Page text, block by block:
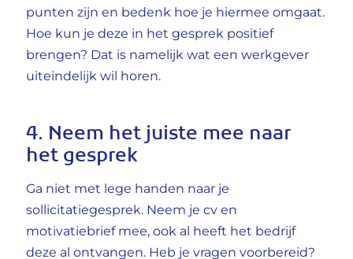
punten zijn en bedenk hoe je hiermee omgaat.
Hoe kun je deze in het gesprek positief
brengen? Dat is namelijk wat een werkgever
uiteindelijk wil horen.
4. Neem het juiste mee naar
het gesprek
Ga niet met lege handen naar je
sollicitatiegesprek. Neem je cv en
motivatiebrief mee, ook al heeft het bedrijf
deze al ontvangen. Heb je vragen voorbereid?